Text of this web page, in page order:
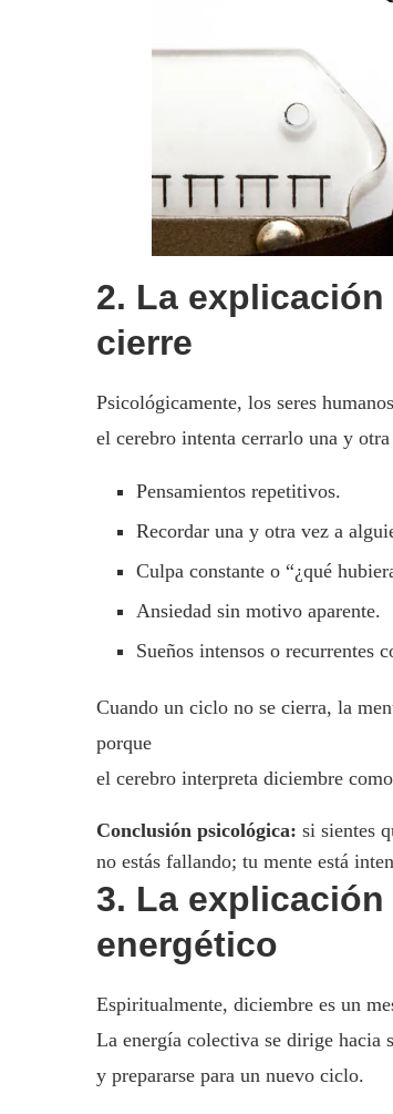
2. La
cierre
Psicológicamente, los seres
el cerebro intenta cerrarlo una y
Pensamientos repetitivos.
Recordar una y otra vez a
Culpa constante o “¿qué
Ansiedad sin motivo aparente.
Sueños intensos o recurrentes
Cuando un ciclo no se cierra, la
porque
el cerebro interpreta diciembre
Conclusión psicológica: si sientes
no estás fallando; tu mente está
3. La
energético
Espiritualmente, diciembre es un
La energía colectiva se dirige hacia
y prepararse para un nuevo ciclo.